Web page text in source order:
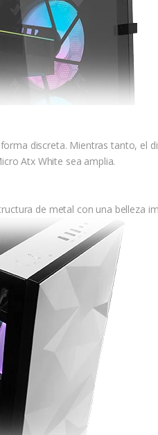
discreta. Mientras tanto, el
Atx White sea amplia.
de metal con una belleza